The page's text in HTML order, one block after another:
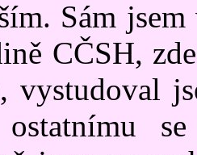
Sám
CČSH,
vystudoval